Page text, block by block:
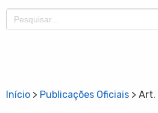
Search
for:
Início > Publicações Oficiais > Art.